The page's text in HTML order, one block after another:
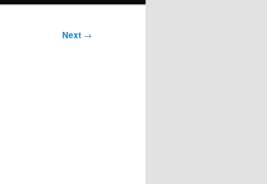
Next →